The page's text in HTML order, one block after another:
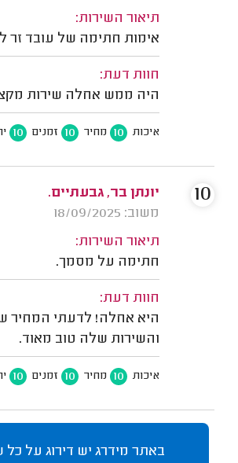
תיאור השירות:
אימות חתימה של עובד זר
חוות דעת:
היה ממש אחלה שירות
איכות 10 מחיר 10 זמנים 10
יונתן בר, גבעתיים.
משוב: 18/09/2025
תיאור השירות:
חתימה על מסמך.
חוות דעת:
היא אחלה! לדעתי המחיר
והשירות שלה טוב מאוד.
איכות 10 מחיר 10 זמנים 10
10
באתר מידרג יש דירוג על כל